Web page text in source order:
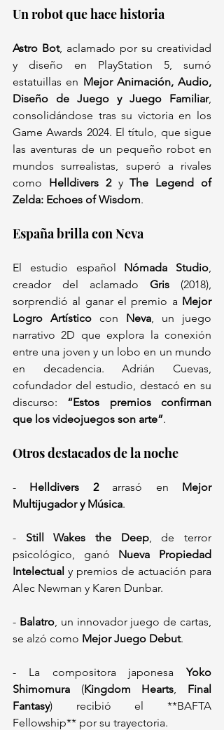
Un robot que hace historia
Astro Bot, aclamado por su creatividad
y diseño en PlayStation 5, sumó
estatuillas en Mejor Animación, Audio,
Diseño de Juego y Juego Familiar,
consolidándose tras su victoria en los
Game Awards 2024. El título, que sigue
las aventuras de un pequeño robot en
mundos surrealistas, superó a rivales
como Helldivers 2 y The Legend of
Zelda: Echoes of Wisdom.
España brilla con Neva
El estudio español Nómada Studio,
creador del aclamado Gris (2018),
sorprendió al ganar el premio a Mejor
Logro Artístico con Neva, un juego
narrativo 2D que explora la conexión
entre una joven y un lobo en un mundo
en decadencia. Adrián Cuevas,
cofundador del estudio, destacó en su
discurso: “Estos premios confirman
que los videojuegos son arte”.
Otros destacados de la noche
- Helldivers 2 arrasó en Mejor
Multijugador y Música.
- Still Wakes the Deep, de terror
psicológico, ganó Nueva Propiedad
Intelectual y premios de actuación para
Alec Newman y Karen Dunbar.
- Balatro, un innovador juego de cartas,
se alzó como Mejor Juego Debut.
- La compositora japonesa Yoko
Shimomura (Kingdom Hearts, Final
Fantasy) recibió el **BAFTA
Fellowship** por su trayectoria.